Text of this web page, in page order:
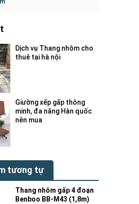
Dịch vụ Thang nhôm cho
thuê tại hà nội
Giường xếp gấp thông
minh, đa năng Hàn quốc
nên mua
tương tự
Thang nhôm gấp 4 đoạn
Benboo BB-M43 (1,8m)